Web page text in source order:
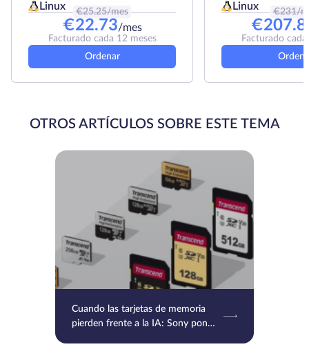
Linux
€25.25/mes
€22.73/mes
Facturado cada 12 meses
Ordenar
Linux
€231/
€
Facturado
OTROS ARTÍCULOS SOBRE ESTE TEMA
Cuando las tarjetas de memoria
pierden frente a la IA: Sony pone